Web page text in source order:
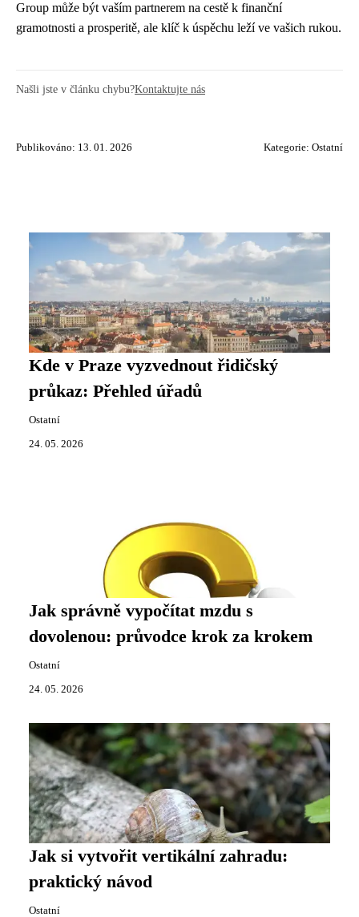
Group může být vaším partnerem na cestě k finanční
gramotnosti a prosperitě, ale klíč k úspěchu leží ve vašich rukou.
Našli jste v článku chybu?Kontaktujte nás
Publikováno: 13. 01. 2026 Kategorie: Ostatní
Kde v Praze vyzvednout řidičský
průkaz: Přehled úřadů
Ostatní
24. 05. 2026
Jak správně vypočítat mzdu s
dovolenou: průvodce krok za krokem
Ostatní
24. 05. 2026
Jak si vytvořit vertikální zahradu:
praktický návod
Ostatní